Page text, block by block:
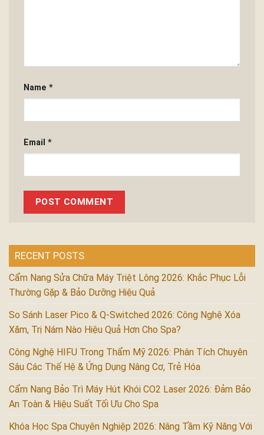
Name *
Email *
RECENT POSTS
Cẩm Nang Sửa Chữa Máy Triệt Lông 2026: Khắc Phục Lỗi
Thường Gặp & Bảo Dưỡng Hiệu Quả
So Sánh Laser Pico & Q-Switched 2026: Công Nghệ Xóa
Xăm, Trị Nám Nào Hiệu Quả Hơn Cho Spa?
Công Nghệ HIFU Trong Thẩm Mỹ 2026: Phân Tích Chuyên
Sâu Các Thế Hệ & Ứng Dụng Nâng Cơ, Trẻ Hóa
Cẩm Nang Bảo Trì Máy Hút Khói CO2 Laser 2026: Đảm Bảo
An Toàn & Hiệu Suất Tối Ưu Cho Spa
Khóa Học Spa Chuyên Nghiệp 2026: Nâng Tầm Kỹ Năng Với